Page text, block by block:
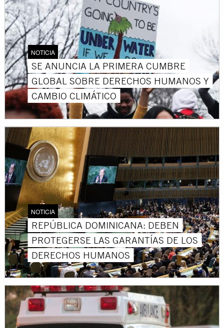
NOTICIA
SE ANUNCIA LA PRIMERA CUMBRE
GLOBAL SOBRE DERECHOS HUMANOS Y
CAMBIO CLIMÁTICO
NOTICIA
REPÚBLICA DOMINICANA: DEBEN
PROTEGERSE LAS GARANTÍAS DE LOS
DERECHOS HUMANOS